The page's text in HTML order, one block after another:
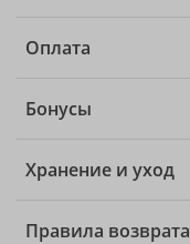
Оплата
Бонусы
Хранение и уход
Правила возврата